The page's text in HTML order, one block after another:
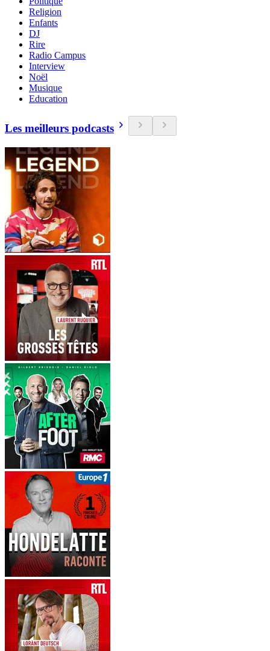
Religion
Enfants
DJ
Rire
Radio Campus
Interview
Noël
Musique
Education
Les meilleurs podcasts